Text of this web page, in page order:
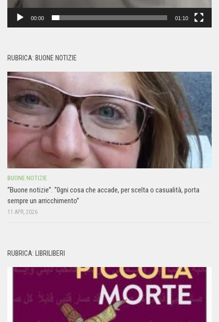
00:00 01:10
RUBRICA: BUONE NOTIZIE
BUONE NOTIZIE
“Buone notizie”. “0gni cosa che accade, per scelta o casualità, porta
sempre un arricchimento”
11 APR, 2026
RUBRICA: LIBRILIBERI